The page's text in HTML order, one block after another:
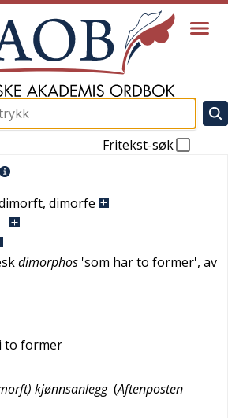
Fritekst-søk
, dimorfe
dimorphos 'som har to former', av
to former
kjønnsanlegg (Aftenposten